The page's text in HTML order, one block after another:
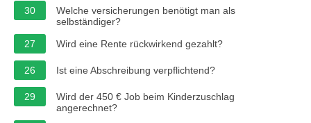
30
Welche versicherungen benötigt man als
selbständiger?
27
Wird eine Rente rückwirkend gezahlt?
26 Ist eine Abschreibung verpflichtend?
29
Wird der 450 € Job beim Kinderzuschlag
angerechnet?